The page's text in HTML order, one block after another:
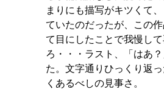
まりにも描写がキツくて
ていたのだったが、この
て目にしたことで我慢し
ろ・・・ラスト、「はあ
た。文字通りひっくり返
くあるべしの見事さ。